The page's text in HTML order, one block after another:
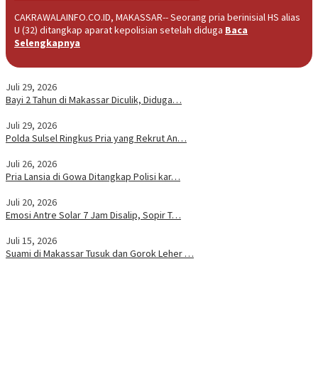
CAKRAWALAINFO.CO.ID, MAKASSAR-- Seorang pria berinisial HS alias
U (32) ditangkap aparat kepolisian setelah diduga Baca
Selengkapnya
Juli 29, 2026
Bayi 2 Tahun di Makassar Diculik, Diduga…
Juli 29, 2026
Polda Sulsel Ringkus Pria yang Rekrut An…
Juli 26, 2026
Pria Lansia di Gowa Ditangkap Polisi kar…
Juli 20, 2026
Emosi Antre Solar 7 Jam Disalip, Sopir T…
Juli 15, 2026
Suami di Makassar Tusuk dan Gorok Leher …